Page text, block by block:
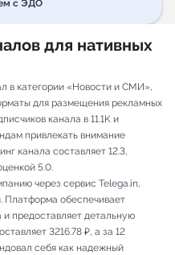
с ЭДО
для нативных
в категории «Новости и СМИ»,
для размещения рекламных
канала в 11.1K и
привлекать внимание
канала составляет 12.3,
5.0.
через сервис Telega.in,
Платформа обеспечивает
и предоставляет детальную
3216.78 ₽, а за 12
себя как надежный